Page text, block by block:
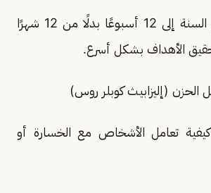
- تُركّز على تقسيم السنة إلى 12 أسبوعًا بدلًا من 12 شهرًا
الأهداف بشكل أسرع.
تعامل الأشخاص مع الخسارة أو